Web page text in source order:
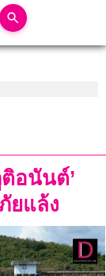
อนันต์’
ยแล้ง